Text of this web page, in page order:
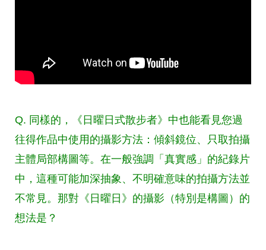
Q. 同樣的，《日曜日式散步者》中也能看見您過
往得作品中使用的攝影方法：傾斜鏡位、只取拍攝
主體局部構圖等。在一般強調「真實感」的紀錄片
中，這種可能加深抽象、不明確意味的拍攝方法並
不常見。那對《日曜日》的攝影（特別是構圖）的
想法是？